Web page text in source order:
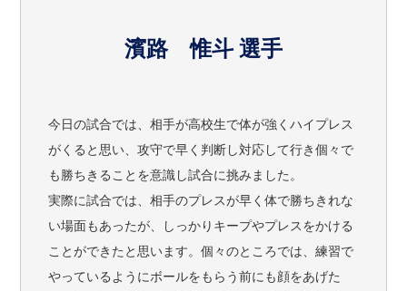
濱路 惟斗 選手
今日の試合では、相手が高校生で体が強くハイプレス
がくると思い、攻守で早く判断し対応して行き個々で
も勝ちきることを意識し試合に挑みました。
実際に試合では、相手のプレスが早く体で勝ちきれな
い場面もあったが、しっかりキープやプレスをかける
ことができたと思います。個々のところでは、練習で
やっているようにボールをもらう前にも顔をあげた